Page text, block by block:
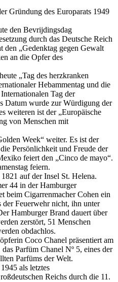
Gründung des Europarats 1949
den Bevrijdingsdag
durch das Deutsche Reich
den „Gedenktag gegen Gewalt
an die Opfer des
„Tag des herzkranken
Hebammentag und die
Tag der
Datum wurde zur Würdigung der
weiteren ist der „Europäische
von Menschen mit
Week“ weiter. Es ist der
Persönlichkeit und Freude der
feiert den „Cinco de mayo“.
feiern.
auf der Insel St. Helena.
44 in der Hamburger
beim Cigarrenmacher Cohen ein
der Feuerwehr nicht, ihn unter
Hamburger Brand dauert über
zerstört, 51 Menschen
obdachlos.
Coco Chanel präsentiert am
Parfüm Chanel Nº 5, eines der
Parfüms der Welt.
als letztes
Reichs durch die 11.